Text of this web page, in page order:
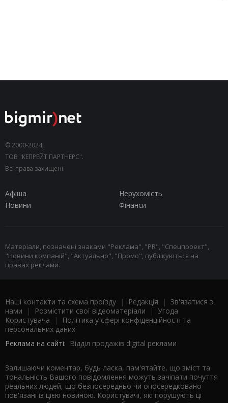
© 2000-2024,
ТОВ "КЕПРЕЙТ ПАРТНЕРС".
Всі права захищені.
Афіша
Нерухомість
Новини
Фінанси
Матеріали, позначені знаками "Реклама", "PR", "Спецпроект",
"Новини компаній", "Актуально", "Промо", публікуються на
правах реклами.
Наші контакти та схема проїзду | Редакція | Зв'язатися з
нами | Розмістити свої відеоматеріали | Угода
Користувача |
Політика у сфері конфіденційності та
персональних даних
Реклама на сайті: Відділ продажів digital реклами
Залишаючи коментар, будь ласка, пам'ятайте, що зміст та
тональність Вашого повідомлення можуть зачіпати почуття
реальних людей, що безпосередньо чи опосередковано
пов'язані із цією новиною. Користувачі, які порушують ці